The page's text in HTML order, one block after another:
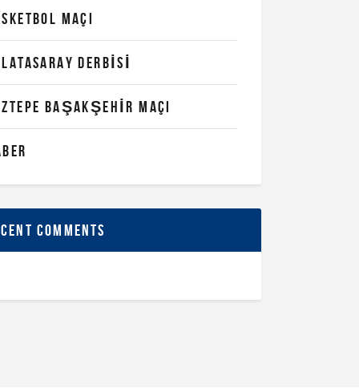
MAÇI
DERBISI
BAŞAKŞEHIR MAÇI
comments